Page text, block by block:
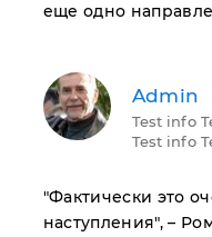
еще одно
Admin
Test info
Test info
​"Фактически это
наступления", –